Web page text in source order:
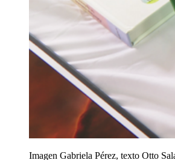
Imagen Gabriela Pérez, texto Otto